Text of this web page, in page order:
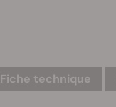
Fiche technique